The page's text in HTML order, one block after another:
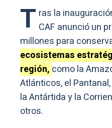
T ras la
CAF anunció un
millones para
ecosistemas
región, como la
Atlánticos, el
la Antártida y la
otros.